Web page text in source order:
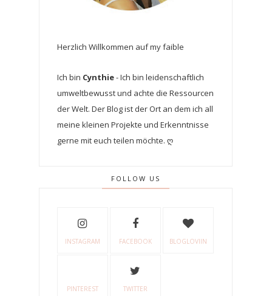
Herzlich Willkommen auf my faible
Ich bin Cynthie- Ich bin leidenschaftlich
umweltbewusst und achte die Ressourcen
der Welt. Der Blog ist der Ort an dem ich all
meine kleinen Projekte und Erkenntnisse
gerne mit euch teilen möchte. ღ
FOLLOW US
INSTAGRAM FACEBOOK BLOGLOVIIN
PINTEREST TWITTER